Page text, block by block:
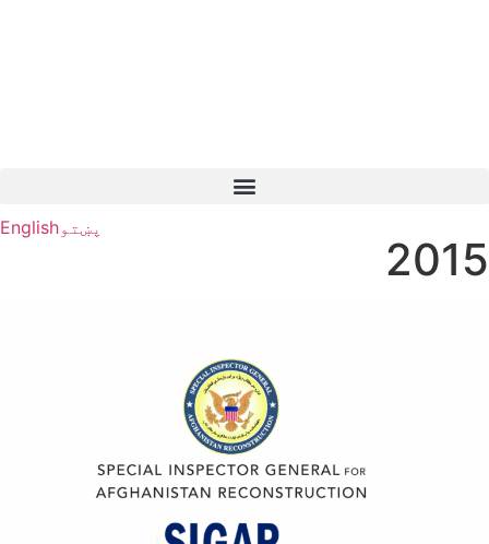
پښتوEnglish
2015